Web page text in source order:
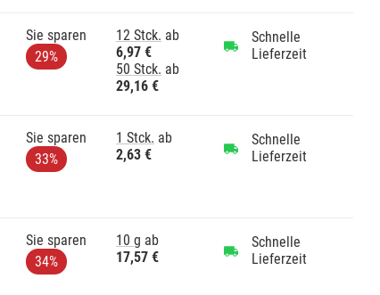
Sie sparen
29%
12 Stck. ab
6,97 €
50 Stck. ab
29,16 €
Schnelle
Lieferzeit
Sie sparen
33%
1 Stck. ab
2,63 €
Schnelle
Lieferzeit
Sie sparen
34%
10 g ab
17,57 €
Schnelle
Lieferzeit